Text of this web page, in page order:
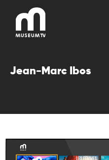
contenu
Jean-Marc Ibos